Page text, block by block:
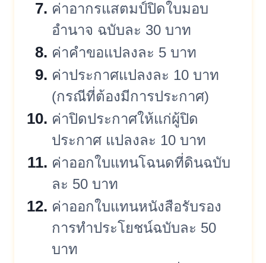
ค่าอากรแสตมป์ปิดใบมอบ
อำนาจ ฉบับละ 30 บาท
ค่าคำขอแปลงละ 5 บาท
ค่าประกาศแปลงละ 10 บาท
(กรณีที่ต้องมีการประกาศ)
ค่าปิดประกาศให้แก่ผู้ปิด
ประกาศ แปลงละ 10 บาท
ค่าออกใบแทนโฉนดที่ดินฉบับ
ละ 50 บาท
ค่าออกใบแทนหนังสือรับรอง
การทำประโยชน์ฉบับละ 50
บาท